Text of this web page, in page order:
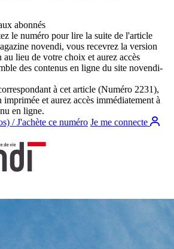
abonnés
le numéro pour lire la suite de l'article
novendi, vous recevrez la version
lieu de votre choix et aurez accès
des contenus en ligne du site novendi-
à cet article (Numéro 2231),
et aurez accès immédiatement à
en ligne.
/ J'achète ce numéro Je me connecte